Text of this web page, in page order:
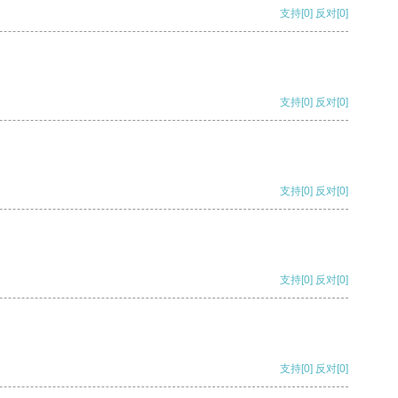
支持[0] 反对[0]
支持[0] 反对[0]
支持[0] 反对[0]
支持[0] 反对[0]
支持[0] 反对[0]